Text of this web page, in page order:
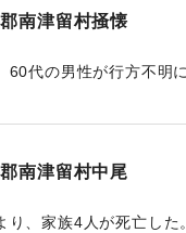
南津留村掻懐
60代の男性が行方不明
南津留村中尾
り、家族4人が死亡した